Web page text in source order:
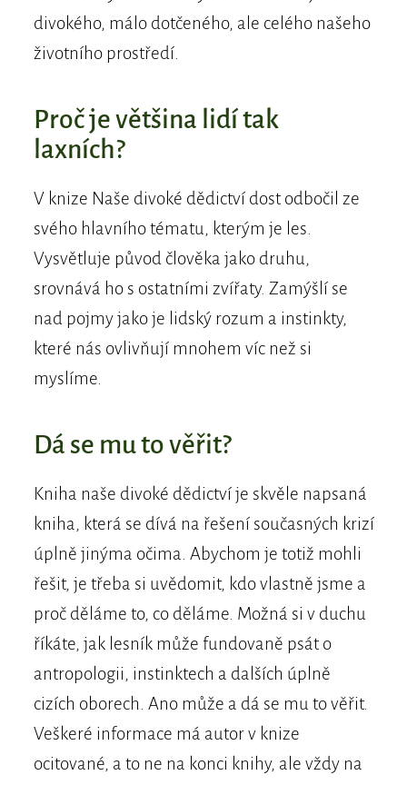
divokého, málo dotčeného, ale celého našeho
životního prostředí.
Proč je většina lidí tak
laxních?
V knize Naše divoké dědictví dost odbočil ze
svého hlavního tématu, kterým je les.
Vysvětluje původ člověka jako druhu,
srovnává ho s ostatními zvířaty. Zamýšlí se
nad pojmy jako je lidský rozum a instinkty,
které nás ovlivňují mnohem víc než si
myslíme.
Dá se mu to věřit?
Kniha naše divoké dědictví je skvěle napsaná
kniha, která se dívá na řešení současných krizí
úplně jinýma očima. Abychom je totiž mohli
řešit, je třeba si uvědomit, kdo vlastně jsme a
proč děláme to, co děláme. Možná si v duchu
říkáte, jak lesník může fundovaně psát o
antropologii, instinktech a dalších úplně
cizích oborech. Ano může a dá se mu to věřit.
Veškeré informace má autor v knize
ocitované, a to ne na konci knihy, ale vždy na